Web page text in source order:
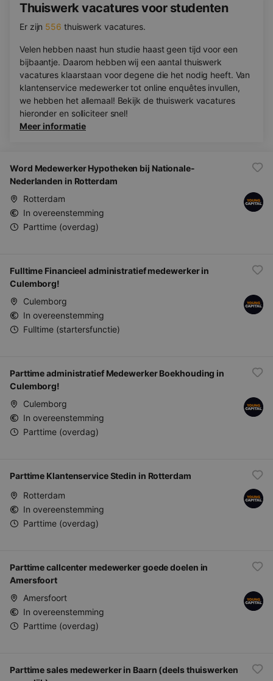
Thuiswerk vacatures voor studenten
Er zijn 556 thuiswerk vacatures.
Velen hebben naast hun studie haast geen tijd voor een
bijbaantje. Daarom hebben wij een aantal thuiswerk
vacatures klaarstaan voor degene die het nodig heeft. Van
klantenservice medewerker tot online enquêtes invullen,
we hebben het allemaal! Bekijk de thuiswerk vacatures
hieronder en solliciteer snel!
Meer informatie
Word Medewerker Hypotheken bij Nationale-
Nederlanden in Rotterdam
Rotterdam
In overeenstemming
Parttime (overdag)
Fulltime Financieel administratief medewerker in
Culemborg!
Culemborg
In overeenstemming
Fulltime (startersfunctie)
Parttime administratief Medewerker Boekhouding in
Culemborg!
Culemborg
In overeenstemming
Parttime (overdag)
Parttime Klantenservice Stedin in Rotterdam
Rotterdam
In overeenstemming
Parttime (overdag)
Parttime callcenter medewerker goede doelen in
Amersfoort
Amersfoort
In overeenstemming
Parttime (overdag)
Parttime sales medewerker in Baarn (deels thuiswerken